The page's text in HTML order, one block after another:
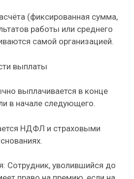
(фиксированная сумма,
работы или среднего
самой организацией.
выплаты
выплачивается в конце
в начале следующего.
НДФЛ и страховыми
Сотрудник, уволившийся до